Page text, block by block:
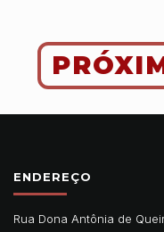
ENDEREÇO
Rua Dona Antônia de